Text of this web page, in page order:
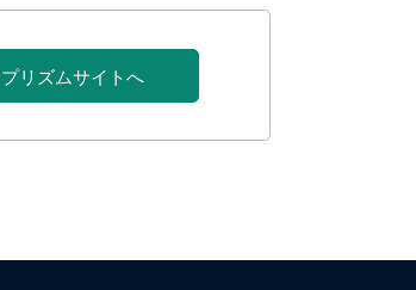
リズムサイトへ